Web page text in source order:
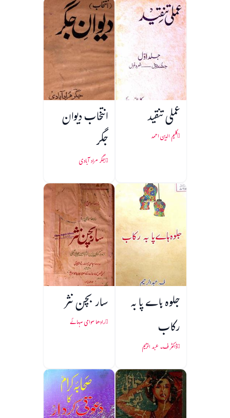
عملی تنقید
کلیم الدین احمد
انتخاب دیوان
جگر
جگر مراد آبادی
جلوہ ہاے پا به
رکاب
ڈاکٹر ف۔ عبد الرحیم
سار بچن نثر
رادھا سوامی سہائے